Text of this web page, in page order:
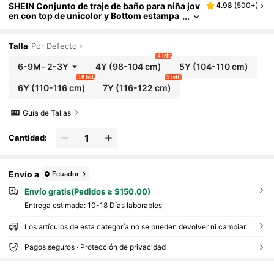
SHEIN Conjunto de traje de baño para niña jov
en con top de unicolor y Bottom estampa
4.98 (500+)
Talla Por Defecto
6-9M- 2-3Y 4Y (98-104 cm)
4 left
5Y (104-110 cm)
6Y(110-116 cm)
10 left
7Y (116-122 cm)
9 left
Guía de Tallas
Cantidad:
Envío a Ecuador
Envío gratis(Pedidos ≥ $150.00)
Entrega estimada: 10-18 Días laborables
Los artículos de esta categoría no se pueden devolver ni cambiar
Pagos seguros · Protección de privacidad